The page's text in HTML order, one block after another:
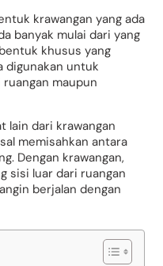
krawangan yang ada
banyak mulai dari yang
khusus yang
digunakan untuk
maupun
lain dari krawangan
memisahkan antara
Dengan krawangan,
sisi luar dari ruangan
berjalan dengan